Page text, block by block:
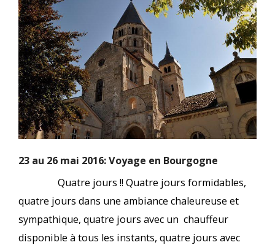
23 au 26 mai 2016: Voyage en Bourgogne
Quatre jours !! Quatre jours formidables,
quatre jours dans une ambiance chaleureuse et
sympathique, quatre jours avec un chauffeur
disponible à tous les instants, quatre jours avec